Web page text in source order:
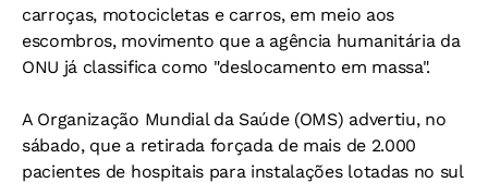
carroças, motocicletas e carros, em meio aos
escombros, movimento que a agência humanitária da
ONU já classifica como "deslocamento em massa".
A Organização Mundial da Saúde (OMS) advertiu, no
sábado, que a retirada forçada de mais de 2.000
pacientes de hospitais para instalações lotadas no sul